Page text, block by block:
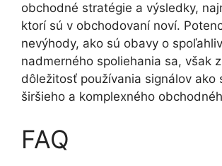
obchodné stratégie a výsledky,
ktorí sú v obchodovaní noví.
nevýhody, ako sú obavy o
nadmerného spoliehania sa, však
dôležitosť používania signálov ako
širšieho a komplexného
FAQ